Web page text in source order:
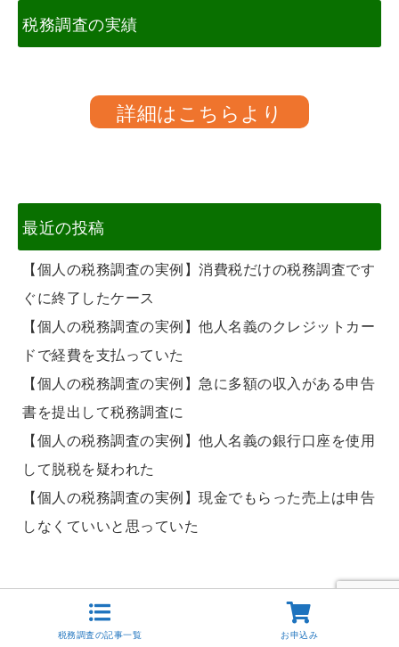
税務調査の実績
詳細はこちらより
最近の投稿
【個人の税務調査の実例】消費税だけの税務調査です
ぐに終了したケース
【個人の税務調査の実例】他人名義のクレジットカー
ドで経費を支払っていた
【個人の税務調査の実例】急に多額の収入がある申告
書を提出して税務調査に
【個人の税務調査の実例】他人名義の銀行口座を使用
して脱税を疑われた
【個人の税務調査の実例】現金でもらった売上は申告
しなくていいと思っていた
税務調査の記事一覧 お申込み